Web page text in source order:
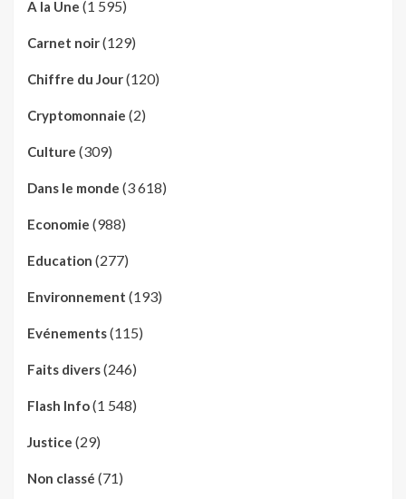
A la Une (1 595)
Carnet noir(129)
Chiffre du Jour(120)
Cryptomonnaie (2)
Culture (309)
Dans le monde (3 618)
Economie (988)
Education (277)
Environnement (193)
Evénements(115)
Faits divers(246)
Flash Info(1 548)
Justice (29)
Non classé (71)